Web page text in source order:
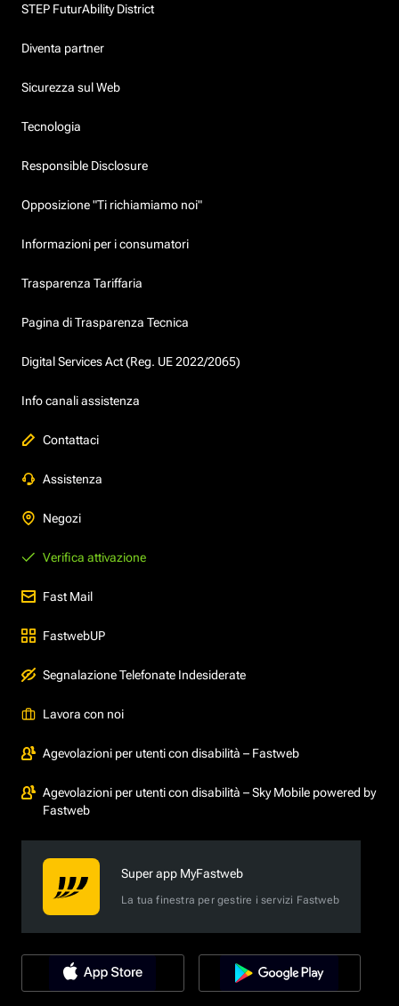
STEP FuturAbility District
Diventa partner
Sicurezza sul Web
Tecnologia
Responsible Disclosure
Opposizione "Ti richiamiamo noi"
Informazioni per i consumatori
Trasparenza Tariffaria
Pagina di Trasparenza Tecnica
Digital Services Act (Reg. UE 2022/2065)
Info canali assistenza
Contattaci
Assistenza
Negozi
Verifica attivazione
Fast Mail
FastwebUP
Segnalazione Telefonate Indesiderate
Lavora con noi
Agevolazioni per utenti con disabilità – Fastweb
Agevolazioni per utenti con disabilità – Sky Mobile powered by
Fastweb
Super app MyFastweb
La tua finestra per gestire i servizi Fastweb